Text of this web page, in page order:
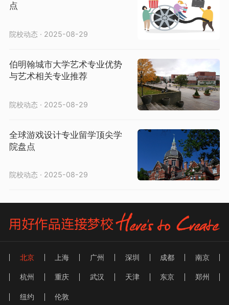
点
院校动态 · 2025-08-29
伯明翰城市大学艺术专业优势
与艺术相关专业推荐
院校动态 · 2025-08-29
全球游戏设计专业留学顶尖学
院盘点
院校动态 · 2025-08-29
北京 上海 广州 深圳 成都 南京
杭州 重庆 武汉 天津 东京 郑州
纽约 伦敦